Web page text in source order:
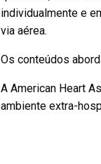
individualmente e
via aérea.
Os conteúdos
A American Heart
ambiente extra-